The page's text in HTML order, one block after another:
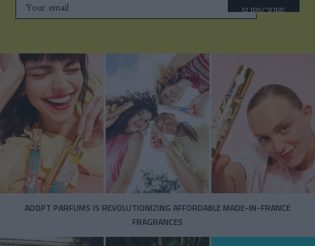
SUBSCRIBE
ADOPT PARFUMS IS REVOLUTIONIZING AFFORDABLE MADE-IN-FRANCE
FRAGRANCES